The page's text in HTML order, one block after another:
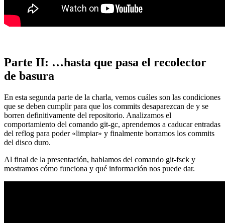
Parte II: …hasta que pasa el recolector
de basura
En esta segunda parte de la charla, vemos cuáles son las condiciones
que se deben cumplir para que los commits desaparezcan de y se
borren definitivamente del repositorio. Analizamos el
comportamiento del comando git-gc, aprendemos a caducar entradas
del reflog para poder «limpiar» y finalmente borramos los commits
del disco duro.
Al final de la presentación, hablamos del comando git-fsck y
mostramos cómo funciona y qué información nos puede dar.